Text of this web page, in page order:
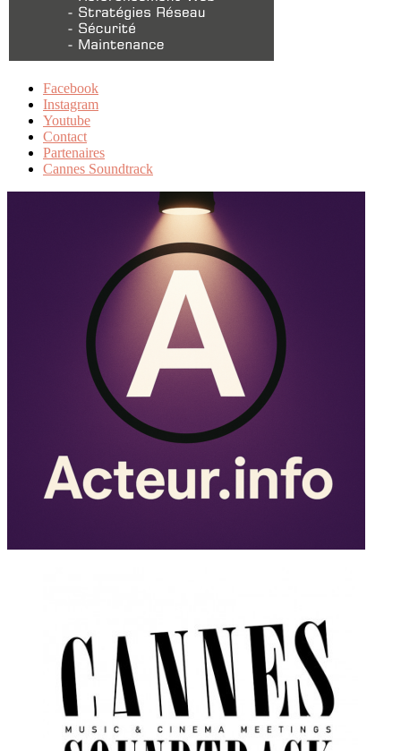
Facebook
Instagram
Youtube
Contact
Partenaires
Cannes Soundtrack